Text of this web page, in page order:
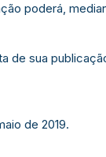
poderá,
de sua
de 2019.